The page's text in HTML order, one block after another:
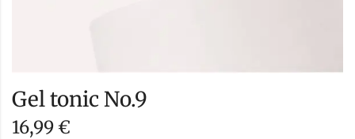
Gel tonic No.9
16,99 €